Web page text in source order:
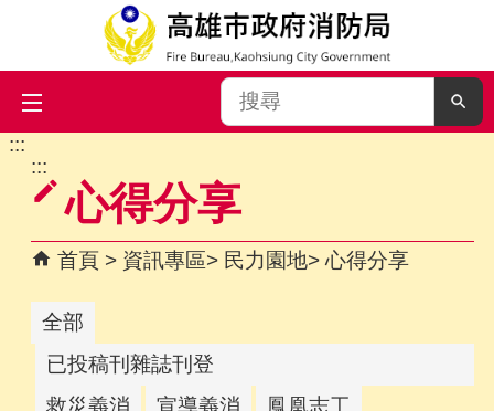
跳到主要內容區塊
搜
尋
:::
:::
心得分享
首頁 資訊專區 民力園地 心得分享
全部
已投稿刊雜誌刊登
救災義消
宣導義消
鳳凰志工